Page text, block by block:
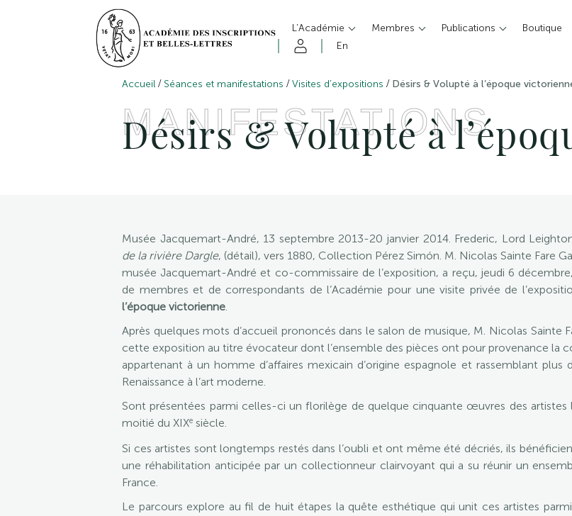
L’Académie Membres Publications Boutique
En
Accueil / Séances et manifestations /Visites d’expositions / Désirs & Volupté à l’époque
MANIFESTATIONS
Désirs & Volupté à
Musée Jacquemart-André, 13 septembre 2013-20 janvier 2014. Frederic, Lord
de la rivière Dargle, (détail), vers 1880, Collection Pérez Simón. M. Nicolas Sainte Fare
musée Jacquemart-André et co-commissaire de l’exposition, a reçu, jeudi 6
de membres et de correspondants de l’Académie pour une visite privée de
l’époque victorienne.
Après quelques mots d’accueil prononcés dans le salon de musique, M. Nicolas Sainte
cette exposition au titre évocateur dont l’ensemble des pièces ont pour provenance la
appartenant à un homme d’affaires mexicain d’origine espagnole et rassemblant
Renaissance à l’art moderne.
Sont présentées parmi celles-ci un florilège de quelque cinquante œuvres des artistes
moitié du XIXe siècle.
Si ces artistes sont longtemps restés dans l’oubli et ont même été décriés, ils
une réhabilitation anticipée par un collectionneur clairvoyant qui a su réunir un
France.
Le parcours explore au fil de huit étapes la quête esthétique qui unit ces artistes